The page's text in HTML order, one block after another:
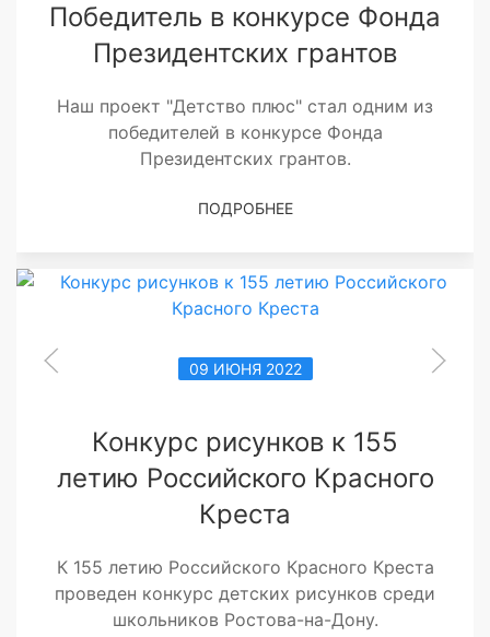
Победитель в конкурсе Фонда
Президентских грантов
Наш проект "Детство плюс" стал одним из
победителей в конкурсе Фонда
Президентских грантов.
ПОДРОБНЕЕ
09 ИЮНЯ 2022
Конкурс рисунков к 155
летию Российского Красного
Креста
К 155 летию Российского Красного Креста
проведен конкурс детских рисунков среди
школьников Ростова-на-Дону.